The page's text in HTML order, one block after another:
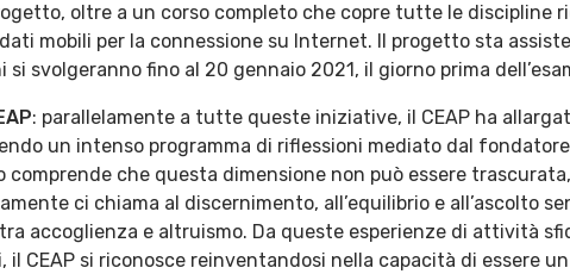
oltre a un corso completo che copre tutte le discipline
dati mobili per la connessione su Internet. Il progetto sta
si svolgeranno fino al 20 gennaio 2021, il giorno prima
: parallelamente a tutte queste iniziative, il CEAP ha
un intenso programma di riflessioni mediato dal fondatore
comprende che questa dimensione non può essere
ci chiama al discernimento, all’equilibrio e all’ascolto
accoglienza e altruismo. Da queste esperienze di attività
il CEAP si riconosce reinventandosi nella capacità di essere